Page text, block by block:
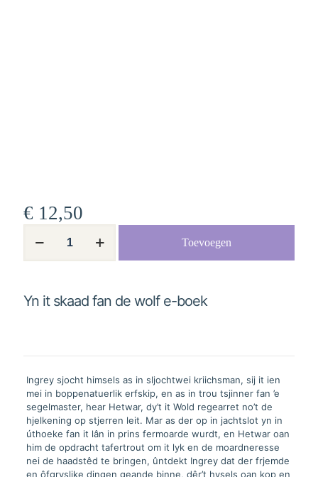
€ 12,50
wolf
Toevoegen
Yn it skaad fan de wolf e-boek
Ingrey sjocht himsels as in sljochtwei kriichsman, sij it ien
mei in boppenatuerlik erfskip, en as in trou tsjinner fan ’e
segelmaster, hear Hetwar, dy’t it Wold regearret no’t de
hjelkening op stjerren leit. Mar as der op in jachtslot yn in
úthoeke fan it lân in prins fermoarde wurdt, en Hetwar oan
him de opdracht tafertrout om it lyk en de moardneresse
nei de haadstêd te bringen, ûntdekt Ingrey dat der frjemde
en ôfgryslike dingen geande binne, dêr’t hysels oan kop en